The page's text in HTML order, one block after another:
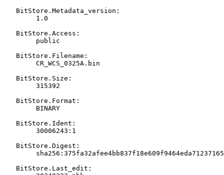
   BitStore.Metadata_version:
   BitStore.Access:
   BitStore.Filename:
   BitStore.Size:
   BitStore.Format:
   BitStore.Ident:
   BitStore.Digest:
   BitStore.Last_edit: